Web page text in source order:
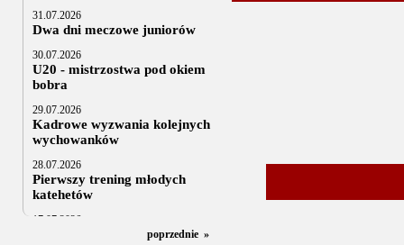
31.07.2026
Dwa dni meczowe juniorów
30.07.2026
U20 - mistrzostwa pod okiem
bobra
29.07.2026
Kadrowe wyzwania kolejnych
wychowanków
28.07.2026
Pierwszy trening młodych
katehetów
17.07.2026
U20: z kraju i z zagranicy
poprzednie »